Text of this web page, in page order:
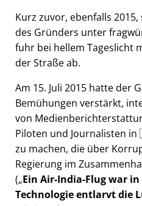
Kurz zuvor, ebenfalls
des Gründers unter
fuhr bei hellem Tageslicht
der Straße ab.
Am 15. Juli 2015 hatte der
Bemühungen verstärkt,
von
Piloten und Journalisten
zu machen, die über
Regierung im
( Ein Air-India-Flug war
Technologie entlarvt die